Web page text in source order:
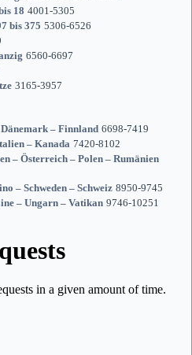
18 4001-5305
bis 375 5306-6526
6560-6697
3165-3957
– Finnland 6698-7419
– Kanada 7420-8102
– Österreich – Polen – Rumänien
– Schweden – Schweiz 8950-9745
– Ungarn – Vatikan 9746-10251